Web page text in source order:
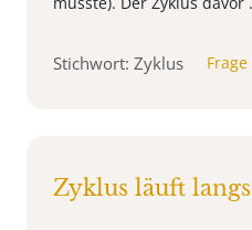
Stichwort: Zyklus
Zyklus läuft